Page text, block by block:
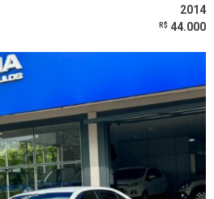
2014
R$ 44.000